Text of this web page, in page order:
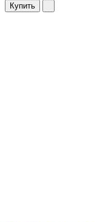
Купить